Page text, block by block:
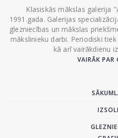
Klasiskās mākslas galerija
1991.gada. Galerijas
glezniecības un mākslas
mākslinieku darbi. Periodiski
kā arī vairākdienu
VAIRĀK PAR